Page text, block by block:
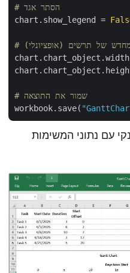
# הסתר אגד
chart.show_legend =
מחדש של תרשים (אופציונלי)
# שמור את התוצאה
workbook.save(
עם נתוני המשימות